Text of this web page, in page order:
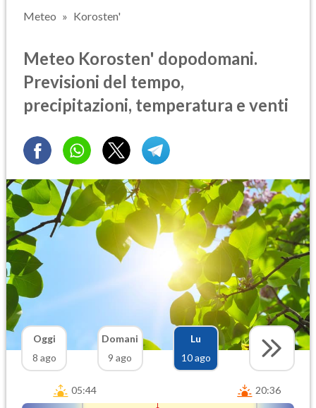
Meteo Korosten'
Meteo Korosten' dopodomani.
Previsioni del tempo,
precipitazioni, temperatura e venti
Oggi
8 ago
Domani
9 ago
Lu
10 ago
05:44 20:36